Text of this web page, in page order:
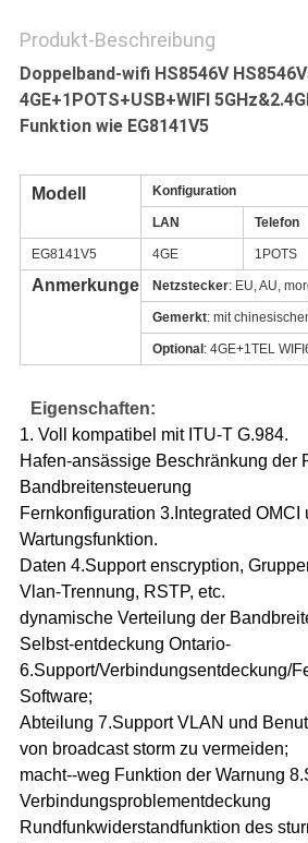
Produkt-Beschreibung
Doppelband-wifi HS8546V
4GE+1POTS+USB+WIFI
Funktion wie EG8141V5
Modell Konfiguration
LAN Telefon
EG8141V5 4GE 1POTS
Anmerkungen Netzstecker: EU, AU,
Gemerkt: mit
Optional : 4GE+1TEL
Eigenschaften:
1. Voll kompatibel mit ITU-T G.984.
Hafen-ansässige Beschränkung der
Bandbreitensteuerung
Fernkonfiguration 3.Integrated OMCI
Wartungsfunktion.
Daten 4.Support enscryption,
Vlan-Trennung, RSTP, etc.
dynamische Verteilung der
Selbst-entdeckung Ontario-
6.Support/Verbindungsentdeckung/
Software;
Abteilung 7.Support VLAN und
von broadcast storm zu vermeiden;
macht--weg Funktion der Warnung
Verbindungsproblementdeckung
Rundfunkwiderstandfunktion des